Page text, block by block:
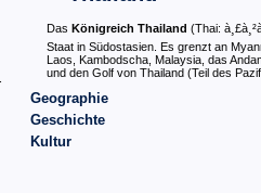
Das Königreich Thailand (Thai:
Staat in Südostasien. Es grenzt an
Laos, Kambodscha, Malaysia, das
und den Golf von Thailand (Teil des
Geographie
Geschichte
Kultur